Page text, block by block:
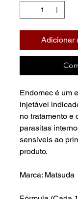
Adicionar
Endomec é um
injetável
no tratamento e
parasitas
sensíveis ao
produto.
Marca: Matsuda